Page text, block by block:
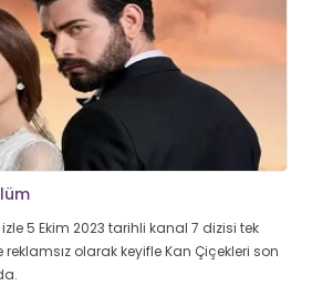
5 Ekim 2023 tarihli kanal 7 dizisi tek
olarak keyifle Kan Çiçekleri son